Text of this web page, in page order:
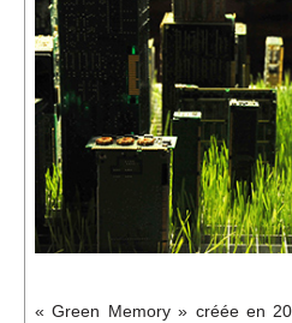
« Green Memory » créée en